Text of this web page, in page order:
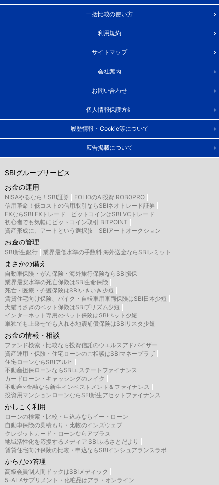
一括比較の使い方
利用規約
サイトマップ
会社案内
お問い合わせ
個人情報保護方針
履歴情報・Cookie等について
広告掲載について
SBIグループサービス
お金の運用
NISAやるなら！SBI証券
FOLIOのAI投資 ROBOPRO
信用革命！低コストの信用取引ならSBIネオトレード証券
FXならSBI FXトレード
ビットコインはSBI VCトレード
初心者でも気軽にビットコイン取引 BITPOINT
資産形成に、アートという選択肢 SBIアートオークション
お金の管理
SBI新生銀行 業界最低水準の手数料 海外送金ならSBIレミット
まさかの備え
自動車保険・がん保険・海外旅行保険ならSBI損保
業界最安水準の死亡保険はSBI生命保険
死亡・医療・介護保険はSBIいきいき少短
賃貸住宅向け保険、バイク・自転車用車両保険はSBI日本少短
犬猫うさぎのペット保険はSBIプリズム少短
インターネット専用のペット保険はSBIペット少短
単独でも上乗せでも入れる地震補償保険はSBIリスタ少短
お金の情報・相談
ファンド検索・比較なら投資信託のウエルスアドバイザー
資産運用・保険・住宅ローンのご相談はSBIマネープラザ
住宅ローンならSBIアルヒ
不動産担保ローンならSBIエステートファイナンス
カードローン・キャッシングのレイク
不動産×金融なら新生インベストメント＆ファイナンス
投資用マンションローンならSBI新生アセットファイナンス
かしこく利用
ローンの検索・比較・申込みならイー・ローン
自動車保険の見積もり・比較のインズウェブ
クレジットカード・ローンならアプラス
地域活性化を応援するメディア SBIふるさとだより
賃貸住宅向け保険の比較・申込ならSBIインシュアランスラボ
からだの管理
高級会員制人間ドックはSBIメディック
5-ALAサプリメント・化粧品はアラ・オンライン